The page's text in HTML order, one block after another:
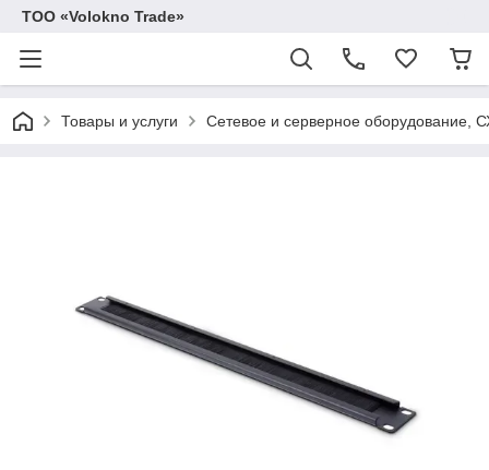
ТОО «Volokno Trade»
Товары и услуги Сетевое и серверное оборудование,